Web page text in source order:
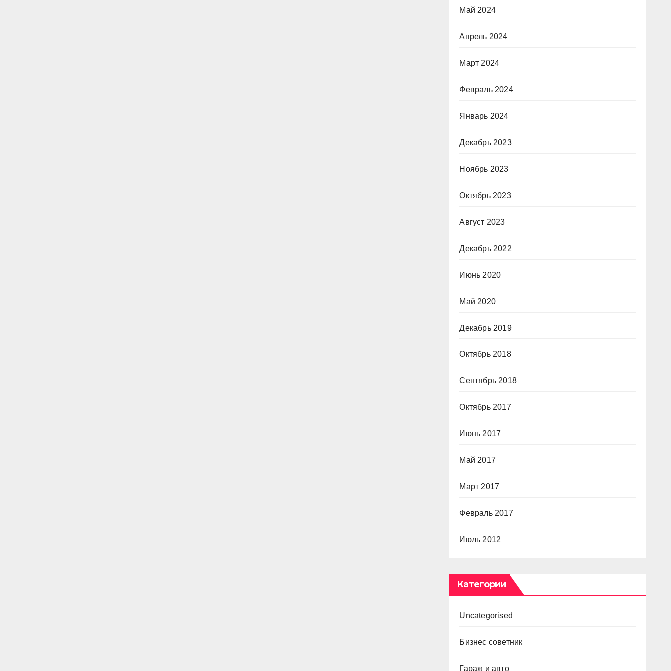
Май 2024
Апрель 2024
Март 2024
Февраль 2024
Январь 2024
Декабрь 2023
Ноябрь 2023
Октябрь 2023
Август 2023
Декабрь 2022
Июнь 2020
Май 2020
Декабрь 2019
Октябрь 2018
Сентябрь 2018
Октябрь 2017
Июнь 2017
Май 2017
Март 2017
Февраль 2017
Июль 2012
Категории
Uncategorised
Бизнес советник
Гараж и авто